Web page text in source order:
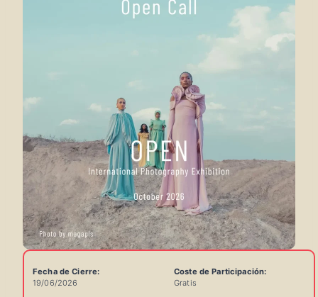
Fecha de Cierre:
19/06/2026
Coste de Participación:
Gratis